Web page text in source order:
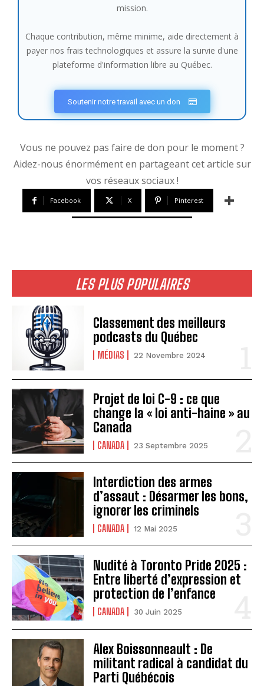
LES PLUS POPULAIRES
Classement des meilleurs
podcasts du Québec
MÉDIAS 22 Novembre 2024
Projet de loi C-9 : ce que
change la « loi anti-haine » au
Canada
CANADA 23 Septembre 2025
Interdiction des armes
d’assaut : Désarmer les bons,
ignorer les criminels
CANADA 12 Mai 2025
Nudité à Toronto Pride 2025 :
Entre liberté d’expression et
protection de l’enfance
CANADA 30 Juin 2025
Alex Boissonneault : De
militant radical à candidat du
Parti Québécois
mission.
Chaque contribution, même minime, aide directement à
payer nos frais technologiques et assure la survie d'une
plateforme d'information libre au Québec.
Soutenir notre travail avec un don
Vous ne pouvez pas faire de don pour le moment ?
Aidez-nous énormément en partageant cet article sur
vos réseaux sociaux !
Facebook X Pinterest